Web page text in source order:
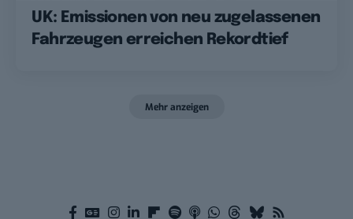
UK: Emissionen von neu zugelassenen
Fahrzeugen erreichen Rekordtief
Mehr anzeigen